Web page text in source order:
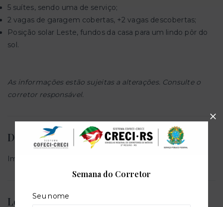
5 suítes, sendo uma de serviço;
2 vagas de garagem cobertas, +2 vagas descobertas;
Posição solar Leste, fundos da casa para um lindo pôr do
sol.
As informações estão sujeitas a alterações. Consulte o
corretor responsável.
Descrição da permuta
Imóvel de menor valor.
Localização
Semana do Corretor
Seu nome